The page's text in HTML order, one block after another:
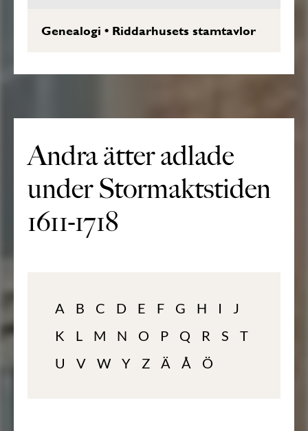
Genealogi • Riddarhusets stamtavlor
Andra ätter adlade
under Stormaktstiden
1611-1718
A B C D E F G H I
J
K
L M N O P Q R S
T
U
V W Y Z Ä Å Ö